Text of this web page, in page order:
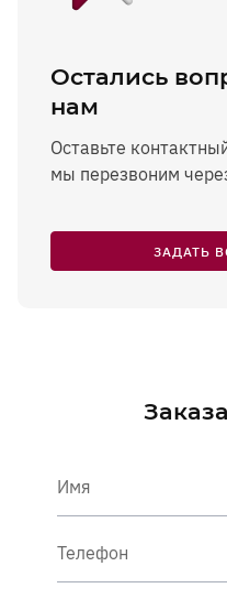
Остались
нам
Оставьте
мы перезвоним
ЗАДАТЬ
Имя
Телефон